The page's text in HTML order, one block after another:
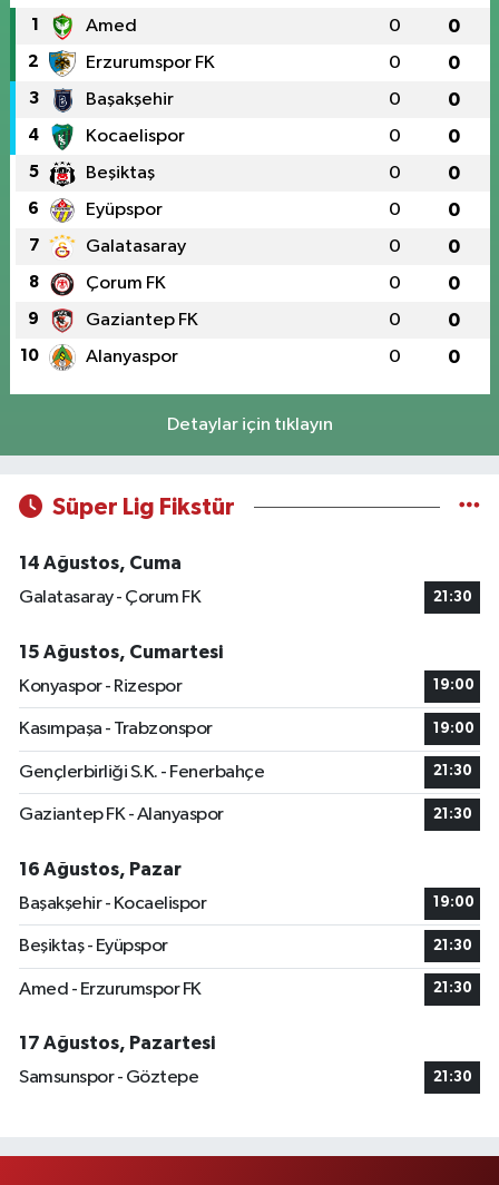
1 Amed 0 0
2 Erzurumspor FK 0 0
3 Başakşehir 0 0
4 Kocaelispor 0 0
5 Beşiktaş 0 0
6 Eyüpspor 0 0
7 Galatasaray 0 0
8 Çorum FK 0 0
9 Gaziantep FK 0 0
10 Alanyaspor 0 0
Detaylar için tıklayın
Süper Lig Fikstür
14 Ağustos, Cuma
Galatasaray - Çorum FK
21:30
15 Ağustos, Cumartesi
Konyaspor - Rizespor
19:00
Kasımpaşa - Trabzonspor 19:00
Gençlerbirliği S.K. - Fenerbahçe 21:30
Gaziantep FK - Alanyaspor 21:30
16 Ağustos, Pazar
Başakşehir - Kocaelispor
19:00
Beşiktaş - Eyüpspor 21:30
Amed - Erzurumspor FK 21:30
17 Ağustos, Pazartesi
Samsunspor - Göztepe
21:30